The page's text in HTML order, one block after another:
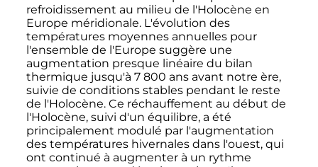
refroidissement au milieu de l'Holocène en
Europe méridionale. L'évolution des
températures moyennes annuelles pour
l'ensemble de l'Europe suggère une
augmentation presque linéaire du bilan
thermique jusqu'à 7 800 ansavant notre ère,
suivie de conditions stables pendant le reste
de l'Holocène. Ce réchauffement au début de
l'Holocène, suivi d'un équilibre, a été
principalement modulé par l'augmentation
des températures hivernales dans l'ouest, qui
ont continué à augmenter à un rythme